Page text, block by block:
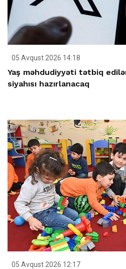
05 Avqust 2026 14:18
Yaş məhdudiyyəti tətbiq
siyahısı hazırlanacaq
05 Avqust 2026 12:17